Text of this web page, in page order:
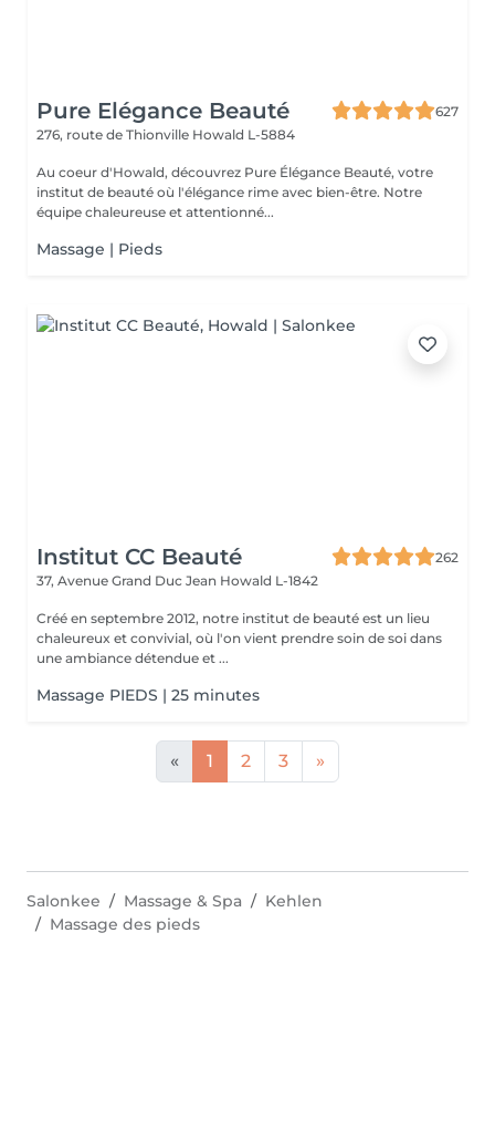
Pure Elégance Beauté
627
276, route de Thionville Howald L-5884
Au coeur d'Howald, découvrez Pure Élégance Beauté, votre
institut de beauté où l'élégance rime avec bien-être. Notre
équipe chaleureuse et attentionné...
Massage | Pieds
Institut CC Beauté
262
37, Avenue Grand Duc Jean Howald L-1842
Créé en septembre 2012, notre institut de beauté est un lieu
chaleureux et convivial, où l'on vient prendre soin de soi dans
une ambiance détendue et ...
Massage PIEDS | 25 minutes
« 1 2 3 »
Salonkee Massage & Spa
Kehlen
Massage des pieds